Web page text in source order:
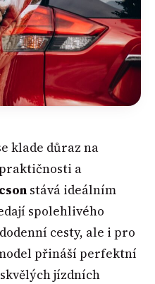
klade důraz na
a
stává ideálním
spolehlivého
cesty, ale i pro
přináší perfektní
jízdních